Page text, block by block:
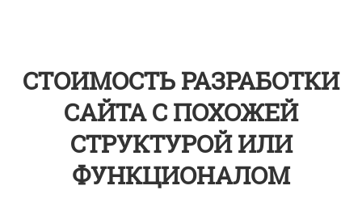
СТОИМОСТЬ РАЗРАБОТКИ
САЙТА С ПОХОЖЕЙ
СТРУКТУРОЙ ИЛИ
ФУНКЦИОНАЛОМ